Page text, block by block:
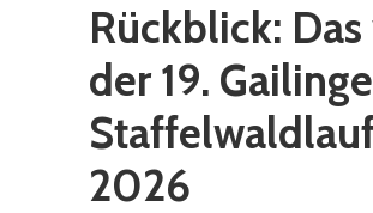
Rückblick:
der 19.
2026